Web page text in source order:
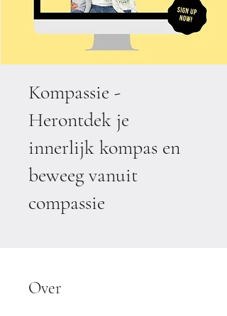
Kompassie -
Herontdek je
innerlijk kompas en
beweeg vanuit
compassie
Over